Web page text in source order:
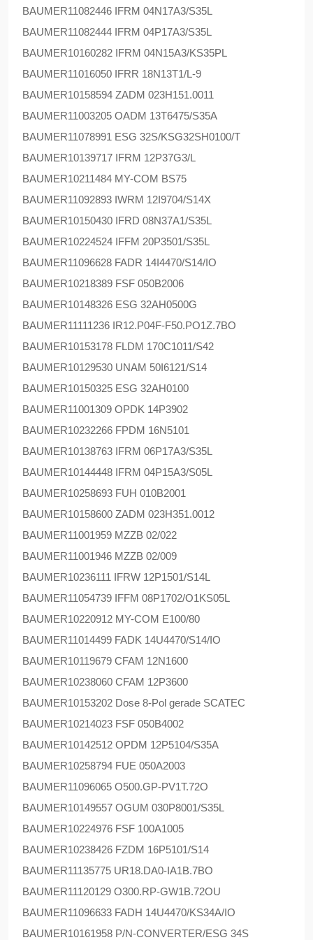
BAUMER11082446 IFRM 04N17A3/S35L
BAUMER11082444 IFRM 04P17A3/S35L
BAUMER10160282 IFRM 04N15A3/KS35PL
BAUMER11016050 IFRR 18N13T1/L-9
BAUMER10158594 ZADM 023H151.0011
BAUMER11003205 OADM 13T6475/S35A
BAUMER11078991 ESG 32S/KSG32SH0100/T
BAUMER10139717 IFRM 12P37G3/L
BAUMER10211484 MY-COM BS75
BAUMER11092893 IWRM 12I9704/S14X
BAUMER10150430 IFRD 08N37A1/S35L
BAUMER10224524 IFFM 20P3501/S35L
BAUMER11096628 FADR 14I4470/S14/IO
BAUMER10218389 FSF 050B2006
BAUMER10148326 ESG 32AH0500G
BAUMER11111236 IR12.P04F-F50.PO1Z.7BO
BAUMER10153178 FLDM 170C1011/S42
BAUMER10129530 UNAM 50I6121/S14
BAUMER10150325 ESG 32AH0100
BAUMER11001309 OPDK 14P3902
BAUMER10232266 FPDM 16N5101
BAUMER10138763 IFRM 06P17A3/S35L
BAUMER10144448 IFRM 04P15A3/S05L
BAUMER10258693 FUH 010B2001
BAUMER10158600 ZADM 023H351.0012
BAUMER11001959 MZZB 02/022
BAUMER11001946 MZZB 02/009
BAUMER10236111 IFRW 12P1501/S14L
BAUMER11054739 IFFM 08P1702/O1KS05L
BAUMER10220912 MY-COM E100/80
BAUMER11014499 FADK 14U4470/S14/IO
BAUMER10119679 CFAM 12N1600
BAUMER10238060 CFAM 12P3600
BAUMER10153202 Dose 8-Pol gerade SCATEC
BAUMER10214023 FSF 050B4002
BAUMER10142512 OPDM 12P5104/S35A
BAUMER10258794 FUE 050A2003
BAUMER11096065 O500.GP-PV1T.72O
BAUMER10149557 OGUM 030P8001/S35L
BAUMER10224976 FSF 100A1005
BAUMER10238426 FZDM 16P5101/S14
BAUMER11135775 UR18.DA0-IA1B.7BO
BAUMER11120129 O300.RP-GW1B.72OU
BAUMER11096633 FADH 14U4470/KS34A/IO
BAUMER10161958 P/N-CONVERTER/ESG 34S